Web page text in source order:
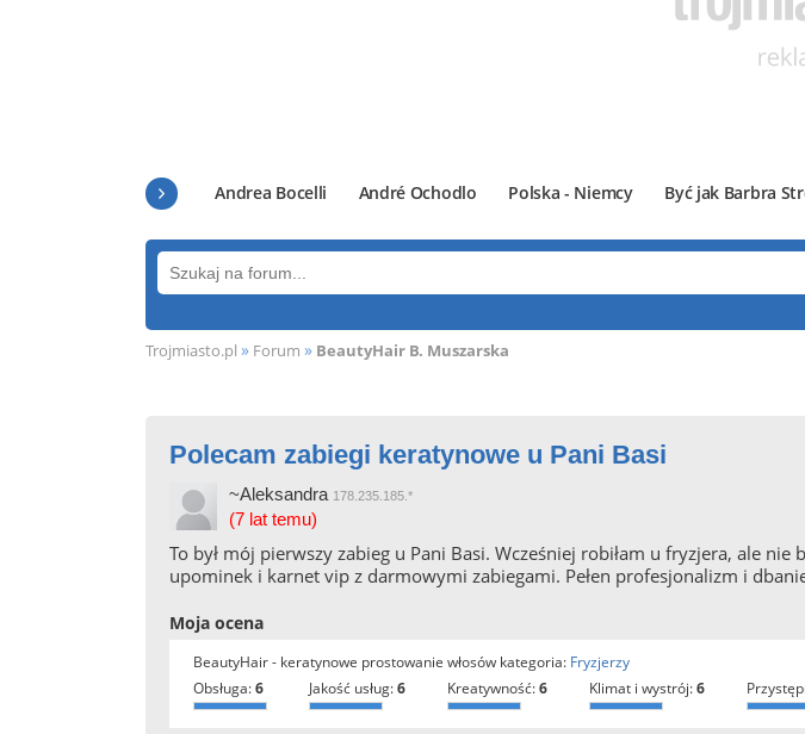
Andrea Bocelli André Ochodlo Polska - Niemcy Być jak Barbra
Trojmiasto.pl » Forum » BeautyHair B. Muszarska
Polecam zabiegi keratynowe u Pani Basi
~Aleksandra 178.235.185.*
(7 lat temu)
To był mój pierwszy zabieg u Pani Basi. Wcześniej robiłam u fryzjera, ale
upominek i karnet vip z darmowymi zabiegami. Pełen profesjonalizm i
Moja ocena
BeautyHair - keratynowe prostowanie włosów kategoria: Fryzjerzy
obsługa:6 jakość usług:6 kreatywność:6 klimat i wystrój:6